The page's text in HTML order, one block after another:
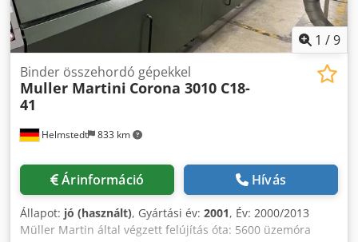
1 /9
Helmstedt 833 km
Binder összehordó gépekkel
Muller Martini Corona 3010 C18-
41
Árinformáció Hívás
Állapot: jó (használt), Gyártási év: 2001, Év: 2000/2013
Müller Martin által végzett felújítás óta: 5600 üzemóra